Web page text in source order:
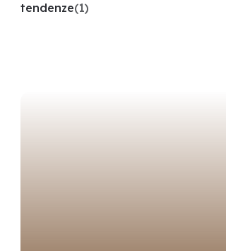
tendenze(1)